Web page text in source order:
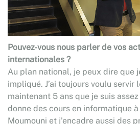
Pouvez-vous nous parler de vos
internationales ?
Au plan national, je peux dire que
impliqué. J’ai toujours voulu
maintenant 5 ans que je suis
donne des cours en informatique
Moumouni et j’encadre aussi des